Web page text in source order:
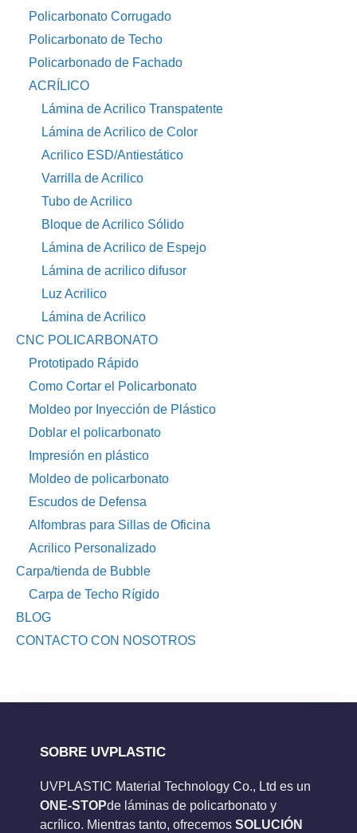
Policarbonato Corrugado
Policarbonato de Techo
Policarbonado de Fachado
ACRÍLICO
Lámina de Acrilico Transpatente
Lámina de Acrilico de Color
Acrilico ESD/Antiestático
Varrilla de Acrilico
Tubo de Acrilico
Bloque de Acrilico Sólido
Lámina de Acrilico de Espejo
Lámina de acrilico difusor
Luz Acrilico
Lámina de Acrilico
CNC POLICARBONATO
Prototipado Rápido
Como Cortar el Policarbonato
Moldeo por Inyección de Plástico
Doblar el policarbonato
Impresión en plástico
Moldeo de policarbonato
Escudos de Defensa
Alfombras para Sillas de Oficina
Acrilico Personalizado
Carpa/tienda de Bubble
Carpa de Techo Rígido
BLOG
CONTACTO CON NOSOTROS
SOBRE UVPLASTIC
UVPLASTIC Material Technology Co., Ltd es un
ONE-STOPde láminas de policarbonato y
acrílico. Mientras tanto, ofrecemos SOLUCIÓN